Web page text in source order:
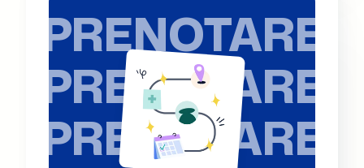
PRENOTARE
PRENOTARE
PRENOTARE